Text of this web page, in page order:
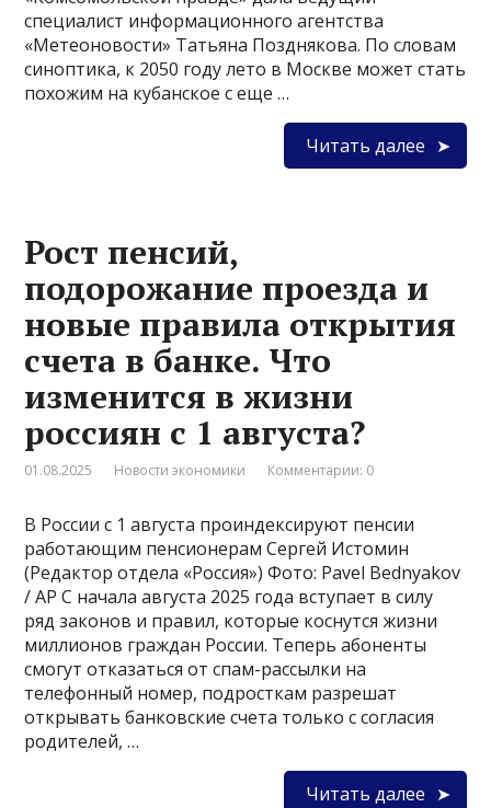
специалист информационного агентства
«Метеоновости» Татьяна Позднякова. По словам
синоптика, к 2050 году лето в Москве может стать
похожим на кубанское с еще …
Читать далее
Рост пенсий,
подорожание проезда и
новые правила открытия
счета в банке. Что
изменится в жизни
россиян с 1 августа?
01.08.2025 Новости экономики Комментарии: 0
В России с 1 августа проиндексируют пенсии
работающим пенсионерам Сергей Истомин
(Редактор отдела «Россия») Фото: Pavel Bednyakov
/ AP С начала августа 2025 года вступает в силу
ряд законов и правил, которые коснутся жизни
миллионов граждан России. Теперь абоненты
смогут отказаться от спам-рассылки на
телефонный номер, подросткам разрешат
открывать банковские счета только с согласия
родителей, …
Читать далее